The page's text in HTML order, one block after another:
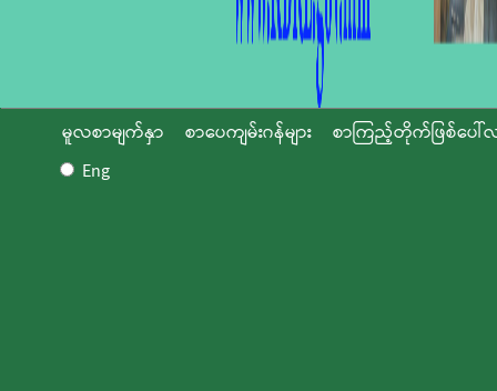
မူလစာမျက်နှာ စာပေကျမ်းဂန်များ
စာကြည့်တိုက်ဖြစ်ပေါ်
Eng